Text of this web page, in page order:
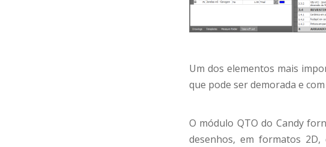
Um dos elementos mais
que pode ser demorada e
O módulo QTO do Candy
desenhos, em formatos